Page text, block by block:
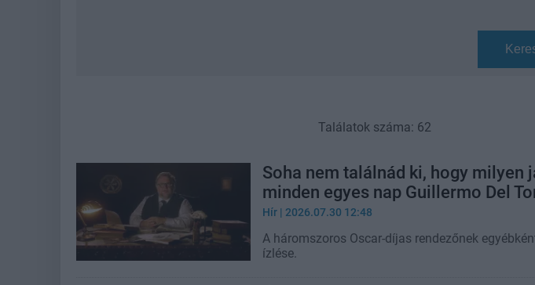
Találatok száma: 62
Soha nem találnád ki, hogy milyen
minden egyes nap Guillermo Del
Hír | 2026.07.30 12:48
A háromszoros Oscar-díjas rendezőnek
ízlése.